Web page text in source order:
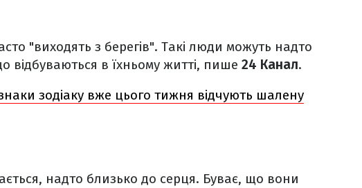
"виходять з берегів". Такі люди можуть надто
відбуваються в їхньому житті, пише 24 Канал.
зодіаку вже цього тижня відчують шалену
надто близько до серця. Буває, що вони